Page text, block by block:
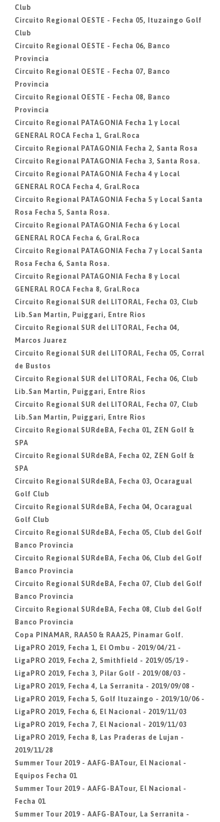
Club
Circuito Regional OESTE - Fecha 05, Ituzaingo Golf
Club
Circuito Regional OESTE - Fecha 06, Banco
Provincia
Circuito Regional OESTE - Fecha 07, Banco
Provincia
Circuito Regional OESTE - Fecha 08, Banco
Provincia
Circuito Regional PATAGONIA Fecha 1 y Local
GENERAL ROCA Fecha 1, Gral.Roca
Circuito Regional PATAGONIA Fecha 2, Santa Rosa
Circuito Regional PATAGONIA Fecha 3, Santa Rosa.
Circuito Regional PATAGONIA Fecha 4 y Local
GENERAL ROCA Fecha 4, Gral.Roca
Circuito Regional PATAGONIA Fecha 5 y Local Santa
Rosa Fecha 5, Santa Rosa.
Circuito Regional PATAGONIA Fecha 6 y Local
GENERAL ROCA Fecha 6, Gral.Roca
Circuito Regional PATAGONIA Fecha 7 y Local Santa
Rosa Fecha 6, Santa Rosa.
Circuito Regional PATAGONIA Fecha 8 y Local
GENERAL ROCA Fecha 8, Gral.Roca
Circuito Regional SUR del LITORAL, Fecha 03, Club
Lib.San Martin, Puiggari, Entre Rios
Circuito Regional SUR del LITORAL, Fecha 04,
Marcos Juarez
Circuito Regional SUR del LITORAL, Fecha 05, Corral
de Bustos
Circuito Regional SUR del LITORAL, Fecha 06, Club
Lib.San Martin, Puiggari, Entre Rios
Circuito Regional SUR del LITORAL, Fecha 07, Club
Lib.San Martin, Puiggari, Entre Rios
Circuito Regional SURdeBA, Fecha 01, ZEN Golf &
SPA
Circuito Regional SURdeBA, Fecha 02, ZEN Golf &
SPA
Circuito Regional SURdeBA, Fecha 03, Ocaragual
Golf Club
Circuito Regional SURdeBA, Fecha 04, Ocaragual
Golf Club
Circuito Regional SURdeBA, Fecha 05, Club del Golf
Banco Provincia
Circuito Regional SURdeBA, Fecha 06, Club del Golf
Banco Provincia
Circuito Regional SURdeBA, Fecha 07, Club del Golf
Banco Provincia
Circuito Regional SURdeBA, Fecha 08, Club del Golf
Banco Provincia
Copa PINAMAR, RAA50 & RAA25, Pinamar Golf.
LigaPRO 2019, Fecha 1, El Ombu - 2019/04/21 -
LigaPRO 2019, Fecha 2, Smithfield - 2019/05/19 -
LigaPRO 2019, Fecha 3, Pilar Golf - 2019/08/03 -
LigaPRO 2019, Fecha 4, La Serranita - 2019/09/08 -
LigaPRO 2019, Fecha 5, Golf Ituzaingo - 2019/10/06 -
LigaPRO 2019, Fecha 6, El Nacional - 2019/11/03
LigaPRO 2019, Fecha 7, El Nacional - 2019/11/03
LigaPRO 2019, Fecha 8, Las Praderas de Lujan -
2019/11/28
Summer Tour 2019 - AAFG-BATour, El Nacional -
Equipos Fecha 01
Summer Tour 2019 - AAFG-BATour, El Nacional -
Fecha 01
Summer Tour 2019 - AAFG-BATour, La Serranita -